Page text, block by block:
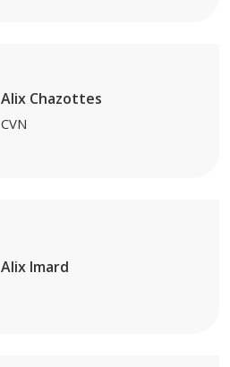
Alix Chazottes
CVN
Alix Imard